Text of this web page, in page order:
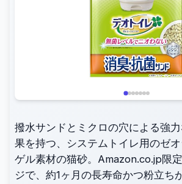
撥水サンドとミクロの穴による強
果を持つ、システムトイレ用のゼ
ゲル素材の猫砂。Amazon.co.jp限
ジで、約1ヶ月の長寿命かつ粉立ち